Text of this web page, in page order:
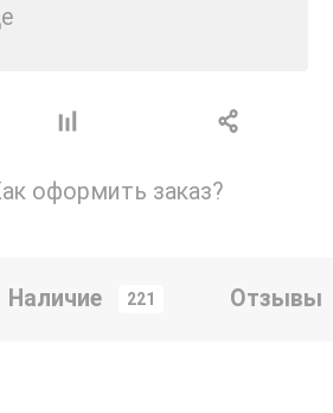
оформить заказ?
Наличие 221 Отзывы